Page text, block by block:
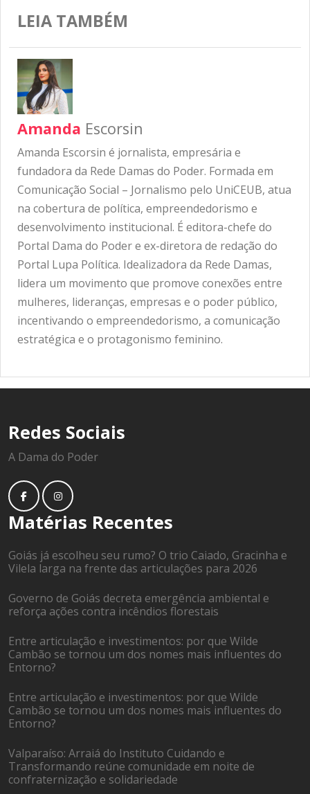
LEIA TAMBÉM
Amanda Escorsin
Amanda Escorsin é jornalista, empresária e
fundadora da Rede Damas do Poder. Formada em
Comunicação Social – Jornalismo pelo UniCEUB, atua
na cobertura de política, empreendedorismo e
desenvolvimento institucional. É editora-chefe do
Portal Dama do Poder e ex-diretora de redação do
Portal Lupa Política. Idealizadora da Rede Damas,
lidera um movimento que promove conexões entre
mulheres, lideranças, empresas e o poder público,
incentivando o empreendedorismo, a comunicação
estratégica e o protagonismo feminino.
Redes Sociais
A Dama do Poder
Matérias Recentes
Goiás já escolheu seu rumo? O trio Caiado, Gracinha e
Vilela larga na frente das articulações para 2026
Governo de Goiás decreta emergência ambiental e
reforça ações contra incêndios florestais
Entre articulação e investimentos: por que Wilde
Cambão se tornou um dos nomes mais influentes do
Entorno?
Entre articulação e investimentos: por que Wilde
Cambão se tornou um dos nomes mais influentes do
Entorno?
Valparaíso: Arraiá do Instituto Cuidando e
Transformando reúne comunidade em noite de
confraternização e solidariedade